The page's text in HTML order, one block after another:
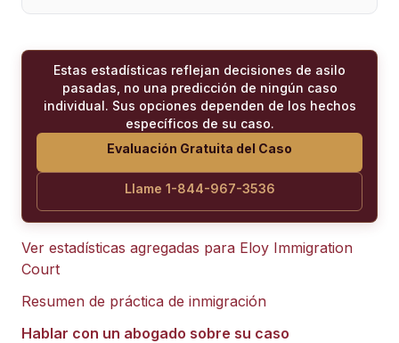
Estas estadísticas reflejan decisiones de asilo
pasadas, no una predicción de ningún caso
individual. Sus opciones dependen de los hechos
específicos de su caso.
Evaluación Gratuita del Caso
Llame 1-844-967-3536
Ver estadísticas agregadas para Eloy Immigration
Court
Resumen de práctica de inmigración
Hablar con un abogado sobre su caso